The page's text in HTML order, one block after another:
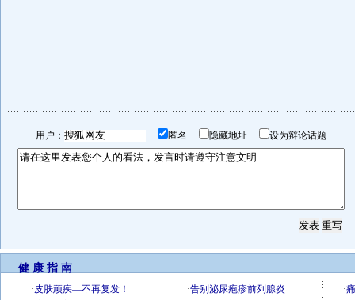
用户： 匿名 隐藏地址 设为辩论话题
健 康 指 南